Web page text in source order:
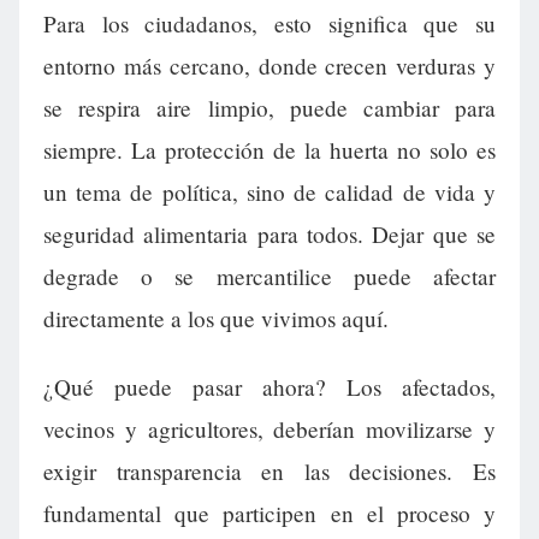
Para los ciudadanos, esto significa que su
entorno más cercano, donde crecen verduras y
se respira aire limpio, puede cambiar para
siempre. La protección de la huerta no solo es
un tema de política, sino de calidad de vida y
seguridad alimentaria para todos. Dejar que se
degrade o se mercantilice puede afectar
directamente a los que vivimos aquí.
¿Qué puede pasar ahora? Los afectados,
vecinos y agricultores, deberían movilizarse y
exigir transparencia en las decisiones. Es
fundamental que participen en el proceso y